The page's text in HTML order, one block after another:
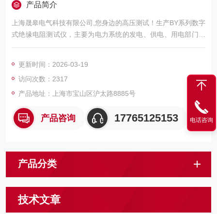
产品简介
上海晟皋电气科技有限公司,您身边的高压测试！生产BY系列数字
式绝缘电阻测试仪，主要为电力系统的发电、供电、用电部门，
科研机构与电力设备相关的生产企业，提供的高压试验设备和检
更新时间：2026-03-19
访问次数：2317
产品地址：上海市宝山区沪太路8885号
产品咨询 17765125153
产品分类
技术文章
电话咨询